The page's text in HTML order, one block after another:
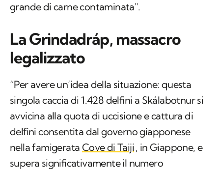
grande di carne contaminata".
La Grindadráp, massacro
legalizzato
“Per avere un’idea della situazione: questa
singola caccia di 1.428 delfini a Skálabotnur si
avvicina alla quota di uccisione e cattura di
delfini consentita dal governo giapponese
nella famigerata Cove di Taiji, in Giappone, e
supera significativamente il numero